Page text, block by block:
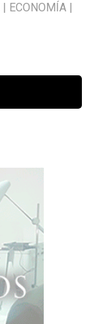
ECONOMÍA